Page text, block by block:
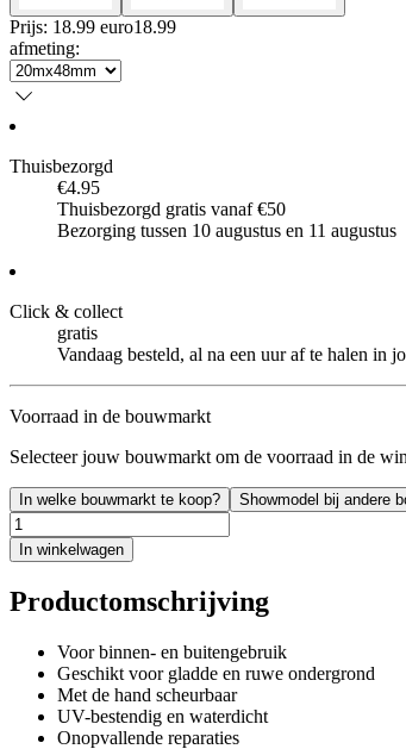
Prijs: 18.99 euro18.99
afmeting:
Thuisbezorgd
€4.95
Thuisbezorgd gratis vanaf €50
Bezorging tussen 10 augustus en 11 augustus
Click & collect
gratis
Vandaag besteld, al na een uur af te halen in
Voorraad in de bouwmarkt
Selecteer jouw bouwmarkt om de voorraad in de
In welke bouwmarkt te koop? Showmodel bij andere
In winkelwagen
Productomschrijving
Voor binnen- en buitengebruik
Geschikt voor gladde en ruwe ondergrond
Met de hand scheurbaar
UV-bestendig en waterdicht
Onopvallende reparaties